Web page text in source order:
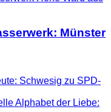
Münster
Schwesig zu SPD-
Alphabet der Liebe: